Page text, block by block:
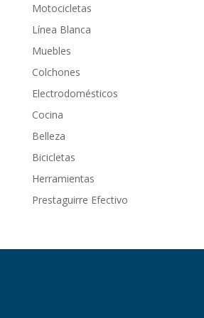
Motocicletas
Línea Blanca
Muebles
Colchones
Electrodomésticos
Cocina
Belleza
Bicicletas
Herramientas
Prestaguirre Efectivo